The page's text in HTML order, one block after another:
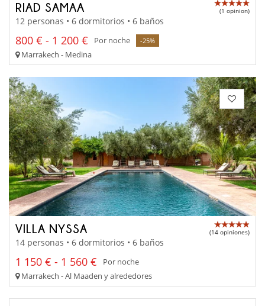
RIAD SAMAA (1 opinion)
12 personas • 6 dormitorios • 6 baños
800 € - 1 200 € Por noche -25%
Marrakech - Medina
VILLA NYSSA (14 opiniones)
14 personas • 6 dormitorios • 6 baños
1 150 € - 1 560 €
Por noche
Marrakech - Al Maaden y alrededores